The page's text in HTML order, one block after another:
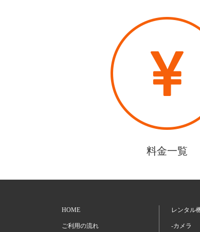
料金一覧
HOME
ご利用の流れ
レンタル
-カメラ